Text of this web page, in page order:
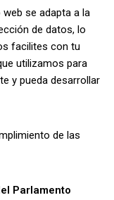
se adapta a la
de datos, lo
facilites con tu
utilizamos para
y pueda desarrollar
de las
Parlamento